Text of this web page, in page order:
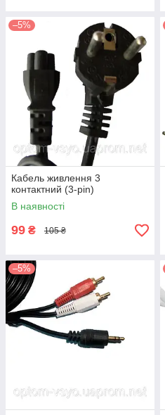
–5%
Кабель живлення 3
контактний (3-pin)
В наявності
99 ₴ 105 ₴
–5%